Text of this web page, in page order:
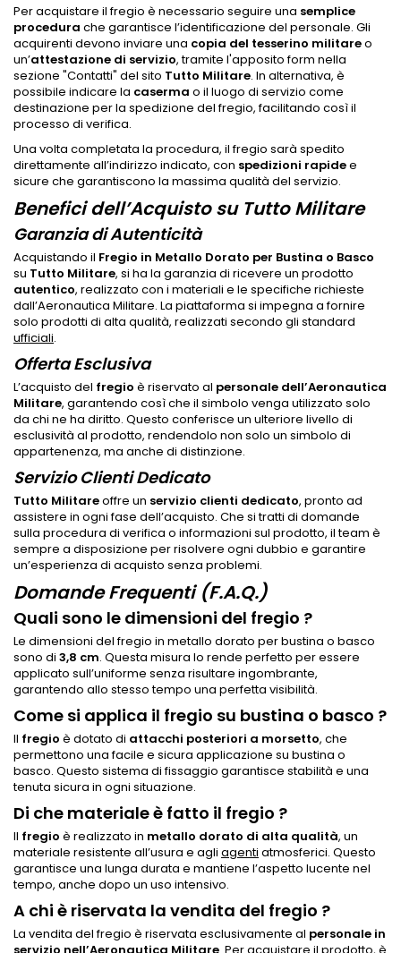
Per acquistare il fregio è necessario seguire una semplice
procedura che garantisce l’identificazione del personale. Gli
acquirenti devono inviare una copia del tesserino militareo
un’attestazione di servizio, tramite l'apposito form nella
sezione "Contatti" del sito Tutto Militare. In alternativa, è
possibile indicare la caserma o il luogo di servizio come
destinazione per la spedizione del fregio, facilitando così il
processo di verifica.
Una volta completata la procedura, il fregio sarà spedito
direttamente all’indirizzo indicato, con spedizioni rapidee
sicure che garantiscono la massima qualità del servizio.
Benefici dell’Acquisto su Tutto Militare
Garanzia di Autenticità
Acquistando il Fregio in Metallo Dorato per Bustina o Basco
su Tutto Militare, si ha la garanzia di ricevere un prodotto
autentico, realizzato con i materiali e le specifiche richieste
dall’Aeronautica Militare. La piattaforma si impegna a fornire
solo prodotti di alta qualità, realizzati secondo gli standard
ufficiali.
Offerta Esclusiva
L’acquisto del fregio è riservato al personale dell’Aeronautica
Militare, garantendo così che il simbolo venga utilizzato solo
da chi ne ha diritto. Questo conferisce un ulteriore livello di
esclusività al prodotto, rendendolo non solo un simbolo di
appartenenza, ma anche di distinzione.
Servizio Clienti Dedicato
Tutto Militareoffre un servizio clienti dedicato, pronto ad
assistere in ogni fase dell’acquisto. Che si tratti di domande
sulla procedura di verifica o informazioni sul prodotto, il team è
sempre a disposizione per risolvere ogni dubbio e garantire
un’esperienza di acquisto senza problemi.
Domande Frequenti (F.A.Q.)
Quali sono le dimensioni del fregio ?
Le dimensioni del fregio in metallo dorato per bustina o basco
sono di 3,8 cm. Questa misura lo rende perfetto per essere
applicato sull’uniforme senza risultare ingombrante,
garantendo allo stesso tempo una perfetta visibilità.
Come si applica il fregio su bustina o basco ?
Il fregio è dotato di attacchi posteriori a morsetto, che
permettono una facile e sicura applicazione su bustina o
basco. Questo sistema di fissaggio garantisce stabilità e una
tenuta sicura in ogni situazione.
Di che materiale è fatto il fregio ?
Il fregio è realizzato in metallo dorato di alta qualità, un
materiale resistente all’usura e agli agenti atmosferici. Questo
garantisce una lunga durata e mantiene l’aspetto lucente nel
tempo, anche dopo un uso intensivo.
A chi è riservata la vendita del fregio ?
La vendita del fregio è riservata esclusivamente al personale in
servizio nell’Aeronautica Militare . Per acquistare il prodotto, è